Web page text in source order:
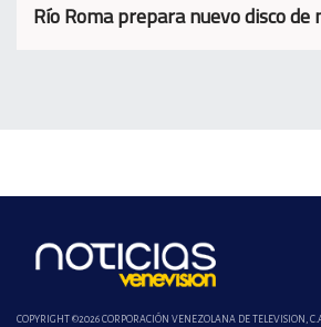
Río Roma prepara nuevo disco de
COPYRIGHT ©2026 CORPORACIÓN VENEZOLANA DE TELEVISION,